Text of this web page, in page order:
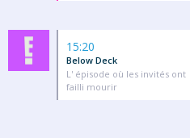
15:20
Below Deck
L' épisode où les invités ont
failli mourir